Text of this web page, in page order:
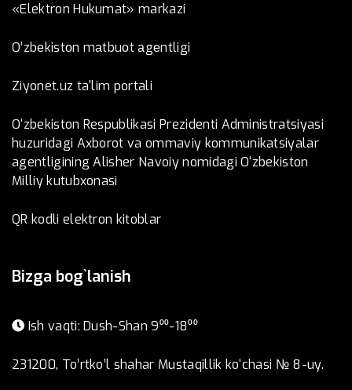
«Elektron Hukumat» markazi
O’zbеkistоn mаtbuоt аgеntligi
Ziyonet.uz ta'lim portali
O‘zbekiston Respublikasi Prezidenti Administratsiyasi
huzuridagi Axborot va ommaviy kommunikatsiyalar
agentligining Alisher Navoiy nomidagi O‘zbekiston
Milliy kutubxonasi
QR kodli elektron kitoblar
Bizga bog`lanish
Ish vaqti: Dush-Shan 9⁰⁰-18⁰⁰
231200, To’rtko’l shahar Mustaqillik ko‘chasi № 8-uy.